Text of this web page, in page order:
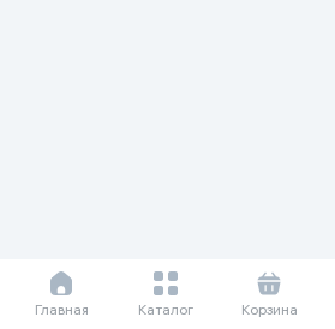
Главная Каталог Корзина